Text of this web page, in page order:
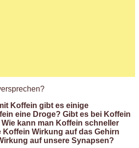
Koffein gibt es einige
eine Droge? Gibt es bei Koffein
kann man Koffein schneller
Koffein Wirkung auf das Gehirn
auf unsere Synapsen?